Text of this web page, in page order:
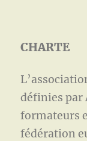
CHARTE
définies par
formateurs
fédération